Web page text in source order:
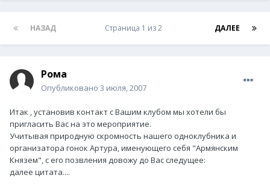
НАЗАД ДАЛЕЕ
Страница 1 из 2
Рома
Опубликовано 3 июля, 2007
Итак , установив контакт с Вашим клубом мы хотели бы
пригласить Вас на это мероприятие.
Учитывая природную скромность нашего одноклубника и
организатора гонок Артура, именующего себя "Армянским
Князем", с его позвления довожу до Вас следущее:
далее цитата....